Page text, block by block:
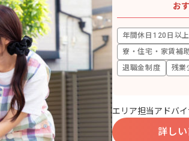
お
年間休日120日以
寮・住宅・家賃補
退職金制度
残業
エリア担当アドバ
詳し